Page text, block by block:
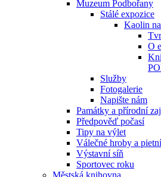
Muzeum Podbořany
Stálé expozice
Kaolin
O
Služby
Fotogalerie
Napište nám
Památky a přírodní
Předpověď počasí
Tipy na výlet
Válečné hroby a
Výstavní síň
Sportovec roku
Městská knihovna